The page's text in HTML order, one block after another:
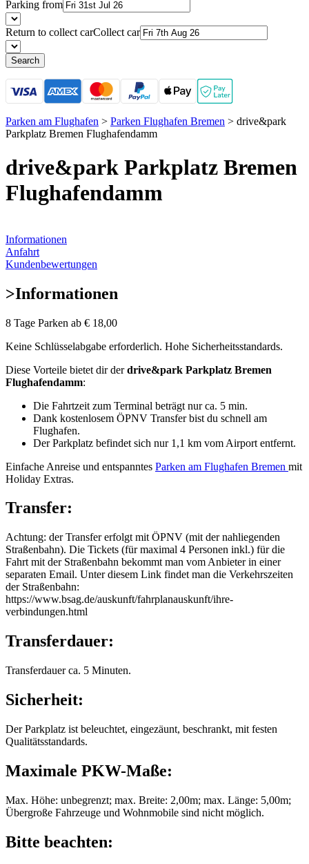
Parking from
Return to collect carCollect car
Search
Parken am Flughafen > Parken Flughafen Bremen > drive&park
Parkplatz Bremen Flughafendamm
drive&park Parkplatz Bremen
Flughafendamm
Informationen
Anfahrt
Kundenbewertungen
>Informationen
8 Tage Parken ab € 18,00
Keine Schlüsselabgabe erforderlich. Hohe Sicherheitsstandards.
Diese Vorteile bietet dir derdrive&park Parkplatz Bremen
Flughafendamm:
Die Fahrtzeit zum Terminal beträgt nur ca. 5 min.
Dank kostenlosem ÖPNV Transfer bist du schnell am
Flughafen.
Der Parkplatz befindet sich nur 1,1 km vom Airport entfernt.
Einfache Anreise und entspanntes Parken am Flughafen Bremen mit
Holiday Extras.
Transfer:
Achtung: der Transfer erfolgt mit ÖPNV (mit der nahliegenden
Straßenbahn). Die Tickets (für maximal 4 Personen inkl.) für die
Fahrt mit der Straßenbahn bekommt man vom Anbieter in einer
separaten Email. Unter diesem Link findet man die Verkehrszeiten
der Straßenbahn:
https://www.bsag.de/auskunft/fahrplanauskunft/ihre-
verbindungen.html
Transferdauer:
Transferdauer ca. 5 Minuten.
Sicherheit:
Der Parkplatz ist beleuchtet, eingezäunt, beschrankt, mit festen
Qualitätsstandards.
Maximale PKW-Maße:
Max. Höhe: unbegrenzt; max. Breite: 2,00m; max. Länge: 5,00m;
Übergroße Fahrzeuge und Wohnmobile sind nicht möglich.
Bitte beachten: